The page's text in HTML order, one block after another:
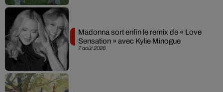
7 août 2026
Madonna sort enfin le remix de « Love
Sensation » avec Kylie Minogue